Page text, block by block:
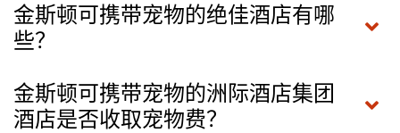
金斯顿可携带宠物的绝佳酒店有哪
些？
金斯顿可携带宠物的洲际酒店集团
酒店是否收取宠物费？